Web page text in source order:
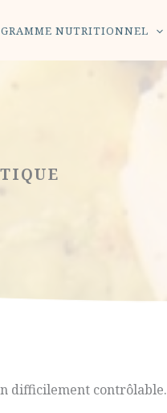
NUTRITIONNEL
difficilement contrôlable.